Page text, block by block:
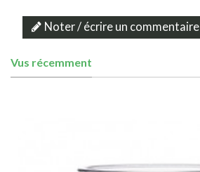
Noter / écrire un commentaire
Vus récemment